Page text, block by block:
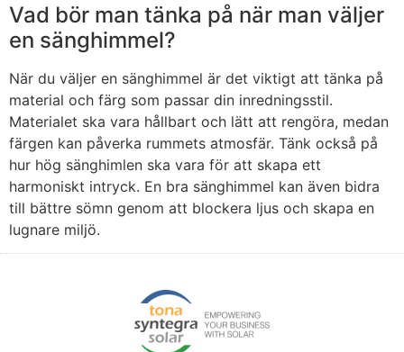
Vad bör man tänka på när man väljer
en sänghimmel?
När du väljer en sänghimmel är det viktigt att tänka på
material och färg som passar din inredningsstil.
Materialet ska vara hållbart och lätt att rengöra, medan
färgen kan påverka rummets atmosfär. Tänk också på
hur hög sänghimlen ska vara för att skapa ett
harmoniskt intryck. En bra sänghimmel kan även bidra
till bättre sömn genom att blockera ljus och skapa en
lugnare miljö.